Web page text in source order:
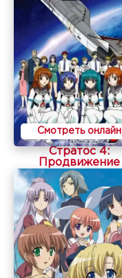
Смотреть онлайн
Стратос 4:
Продвижение